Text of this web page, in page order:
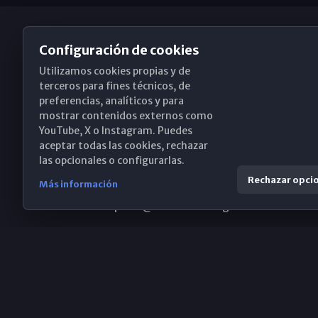
Obispado de Málaga
Santa María, 18-20. 29015 Málaga
(+34) 952 224 386
Configuración de cookies
Utilizamos cookies propias y de
terceros para fines técnicos, de
preferencias, analíticos y para
mostrar contenidos externos como
YouTube, X o Instagram. Puedes
aceptar todas las cookies, rechazar
las opcionales o configurarlas.
Más información Rechazar